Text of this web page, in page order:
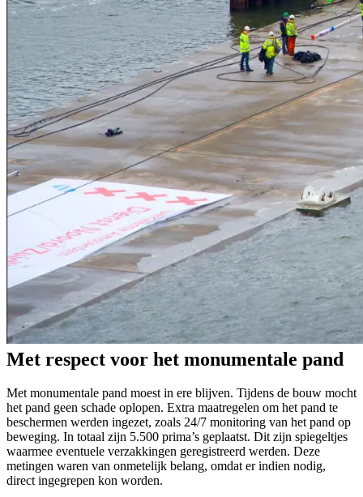
Met respect voor het monumentale pand
Met monumentale pand moest in ere blijven. Tijdens de bouw mocht
het pand geen schade oplopen. Extra maatregelen om het pand te
beschermen werden ingezet, zoals 24/7 monitoring van het pand op
beweging. In totaal zijn 5.500 prima’s geplaatst. Dit zijn spiegeltjes
waarmee eventuele verzakkingen geregistreerd werden. Deze
metingen waren van onmetelijk belang, omdat er indien nodig,
direct ingegrepen kon worden.